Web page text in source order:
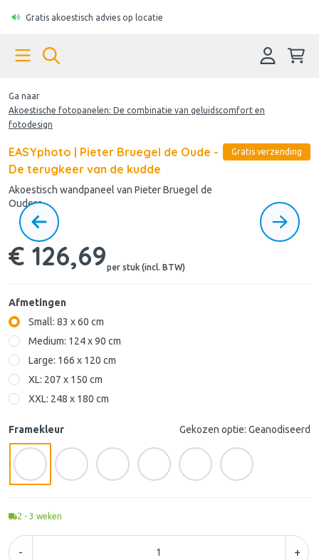
Gratis akoestisch advies op locatie
Ga naar
Akoestische fotopanelen: De combinatie van geluidscomfort en
fotodesign
EASYphoto | Pieter Bruegel de Oude -
De terugkeer van de kudde
Akoestisch wandpaneel van Pieter Bruegel de
Oudere
Gratis verzending
€ 126,69per stuk (incl. BTW)
Afmetingen
Small: 83 x 60 cm
Medium: 124 x 90 cm
Large: 166 x 120 cm
XL: 207 x 150 cm
XXL: 248 x 180 cm
Framekleur Gekozen optie: Geanodiseerd
2 - 3 weken
- +